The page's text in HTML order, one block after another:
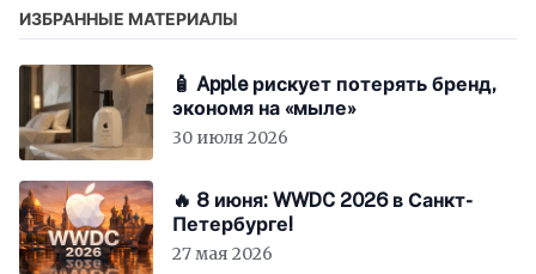
ИЗБРАННЫЕ МАТЕРИАЛЫ
🧴 Apple рискует потерять бренд,
экономя на «мыле»
30 июля 2026
🔥 8 июня: WWDC 2026 в Санкт-
Петербурге!
27 мая 2026